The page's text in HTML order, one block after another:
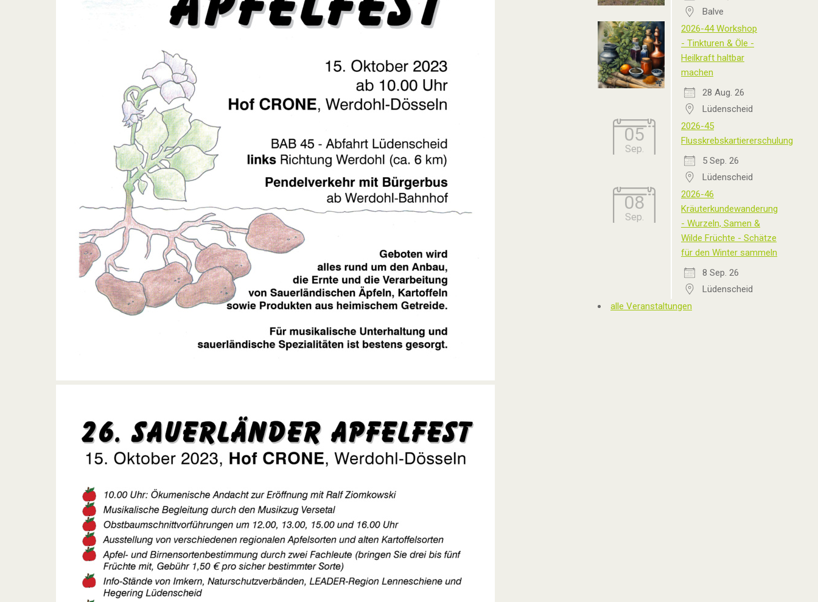
Balve
2026-44 Workshop
- Tinkturen & Öle -
Heilkraft haltbar
machen
28 Aug. 26
Lüdenscheid
05
Sep.
2026-45
Flusskrebskartiererschulung
5 Sep. 26
Lüdenscheid
08
Sep.
2026-46
Kräuterkundewanderung
- Wurzeln, Samen &
Wilde Früchte - Schätze
für den Winter sammeln
8 Sep. 26
Lüdenscheid
alle Veranstaltungen